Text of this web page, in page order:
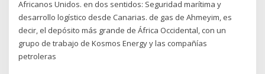
Africanos Unidos. en dos sentidos: Seguridad marítima y
desarrollo logístico desde Canarias. de gas de Ahmeyim, es
decir, el depósito más grande de África Occidental, con un
grupo de trabajo de Kosmos Energy y las compañías
petroleras